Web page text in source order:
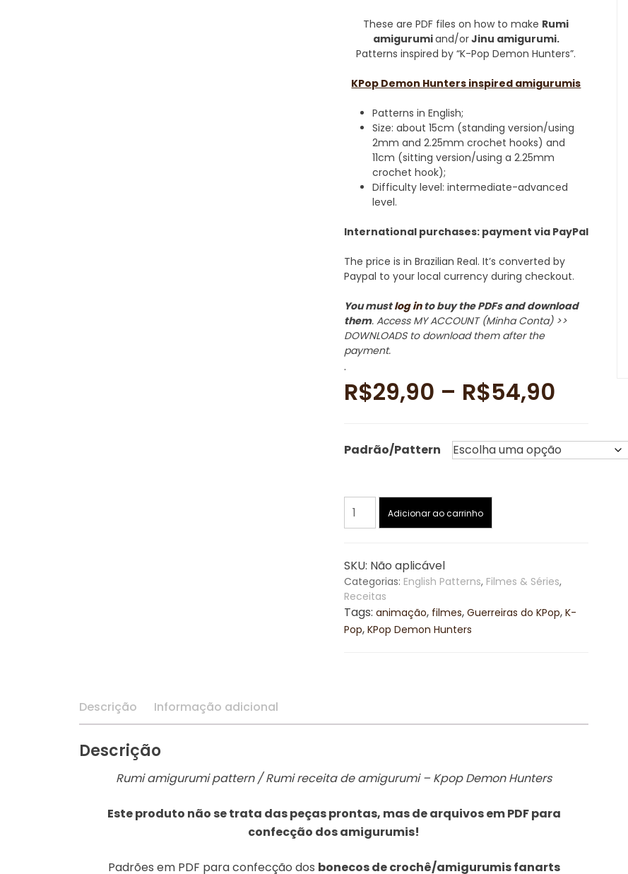
These are PDF files on how to make Rumi
amigurumiand/orJinu amigurumi.
Patterns inspired by “K-Pop Demon Hunters”.
KPop Demon Hunters inspired amigurumis
Patterns in English;
Size: about 15cm (standing version/using
2mm and 2.25mm crochet hooks) and
11cm (sitting version/using a 2.25mm
crochet hook);
Difficulty level: intermediate-advanced
level.
International purchases: payment via PayPal
The price is in Brazilian Real. It’s converted by
Paypal to your local currency during checkout.
You mustlog into buy the PDFs and download
them. Access MY ACCOUNT (Minha Conta) >>
DOWNLOADS to download them after the
payment.
.
R$29,90 – R$54,90Faixa
preço:
Padrão/Pattern
Rumi
amigurumi
receita
de
amigurumi
[PT/English]
Kpop
Adicionar ao carrinho
SKU: Não aplicável
Categorias: English Patterns, Filmes & Séries,
Receitas
Tags: animação, filmes, Guerreiras do KPop, K-
Pop, KPop Demon Hunters
Descrição Informação adicional
Descrição
Rumi amigurumi pattern / Rumi receita de amigurumi – Kpop Demon Hunters
Este produto não se trata das peças prontas, mas de arquivos em PDF para
confecção dos amigurumis!
Padrões em PDF para confecção dos bonecos de crochê/amigurumis fanarts